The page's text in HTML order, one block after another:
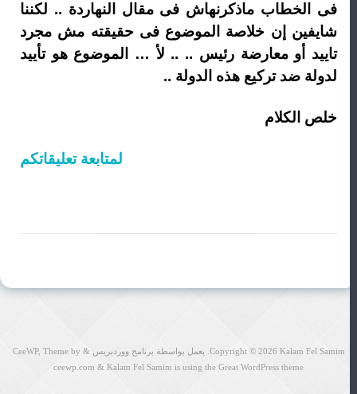
فى الخطاب ماذكرنهاش فى مقال النهاردة .. لكننا
شايفين إن خلاصة الموضوع فى حقيقته مش مجرد
تاييد أو معارضة رئيس .. .. لأ … الموضوع هو تأييد
لدولة ضد تركيع هذه الدولة ..
خلص الكلام
لمتابعة تعليقاتكم
Copyright © 2026Kalam Fel Samim . يعمل بواسطة برنامج ووردبريس&
CeeWP,Theme by
ceewp.com&Kalam Fel Samim is using the Great WordPress theme